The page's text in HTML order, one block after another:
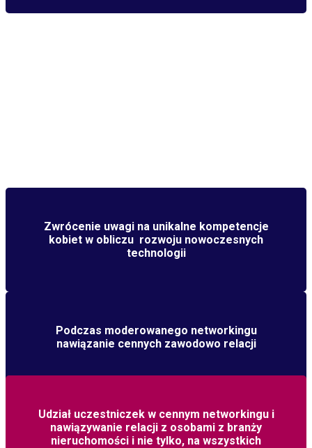
Zwrócenie uwagi na unikalne kompetencje
kobiet w obliczu rozwoju nowoczesnych
technologii
Podczas moderowanego networkingu
nawiązanie cennych zawodowo relacji
Udział uczestniczek w cennym networkingu i
nawiązywanie relacji z osobami z branży
nieruchomości i nie tylko, na wszystkich